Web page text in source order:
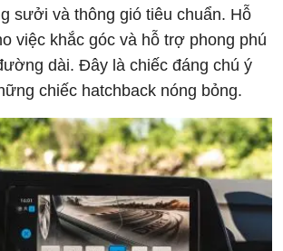
sưởi và thông gió tiêu chuẩn. Hỗ
việc khắc góc và hỗ trợ phong phú
dài. Đây là chiếc đáng chú ý
chiếc hatchback nóng bỏng.